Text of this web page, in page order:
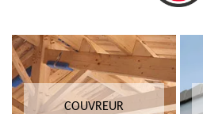
COUVREUR